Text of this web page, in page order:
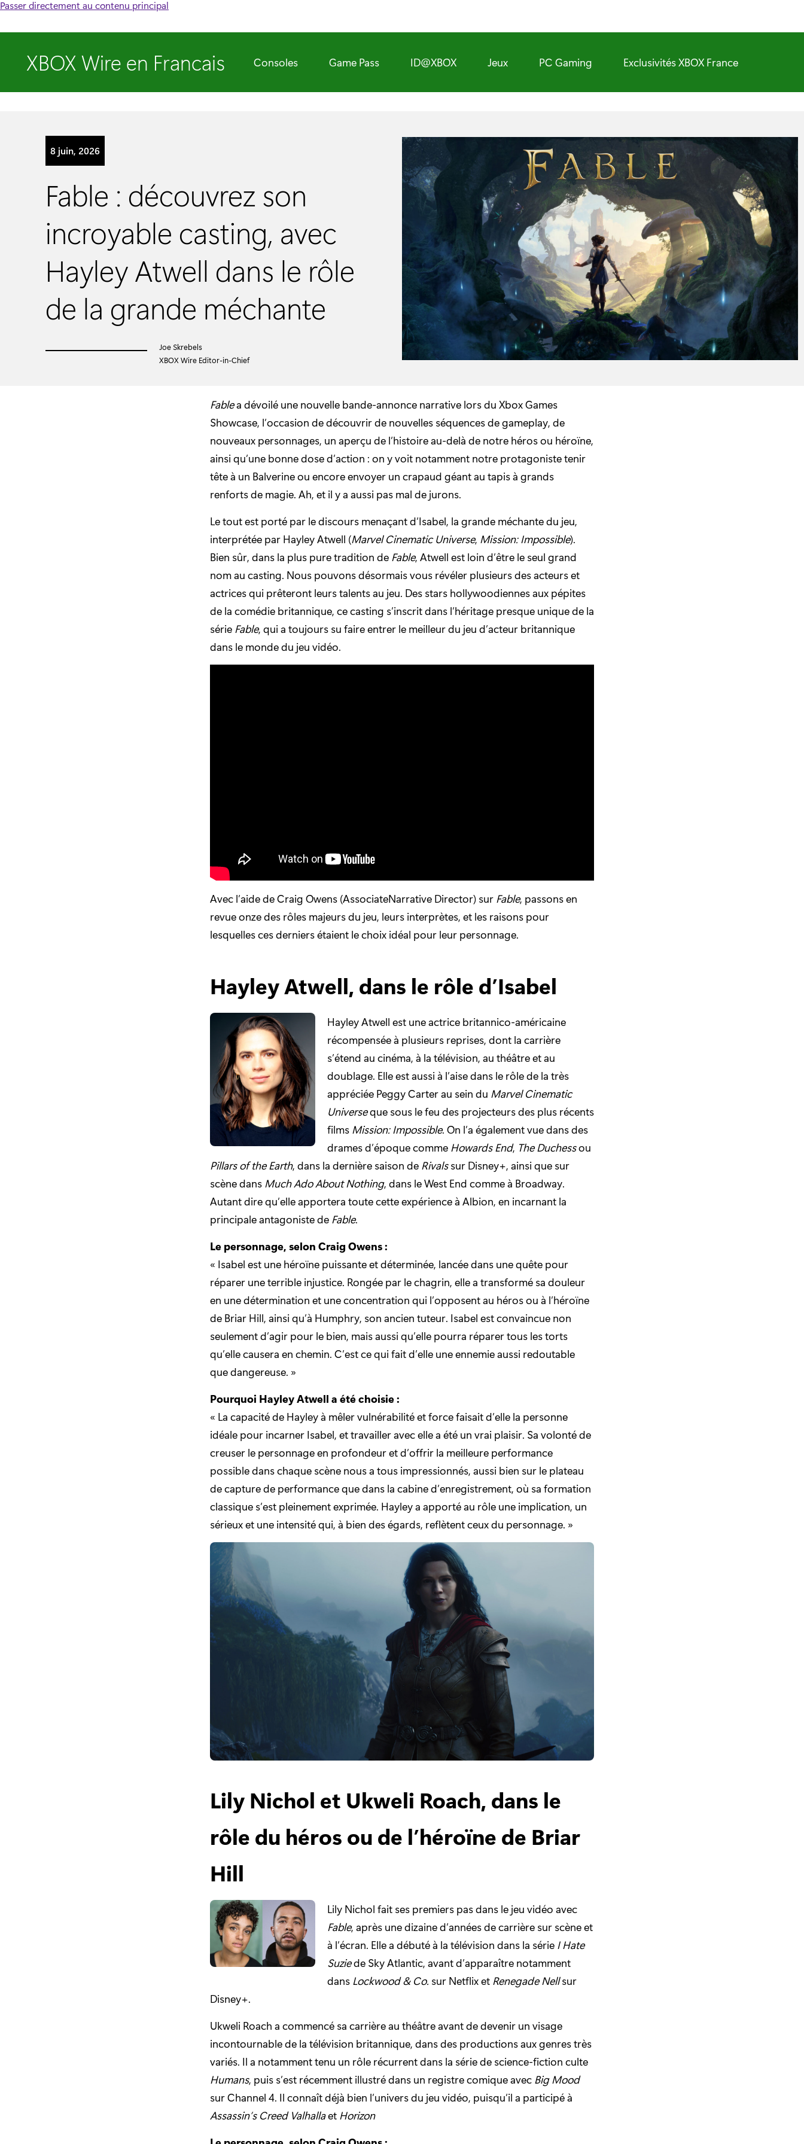
Passer directement au contenu principal
XBOX Wire en Francais Consoles Game Pass ID@XBOX Jeux PC Gaming Exclusivités XBOX France
8 juin, 2026
Fable : découvrez son
incroyable casting, avec
Hayley Atwell dans le rôle
de la grande méchante
Joe Skrebels
XBOX Wire Editor-in-Chief
Fablea dévoilé une nouvelle bande-annonce narrative lors du Xbox Games
Showcase, l’occasion de découvrir de nouvelles séquences de gameplay, de
nouveaux personnages, un aperçu de l’histoire au-delà de notre héros ou héroïne,
ainsi qu’une bonne dose d’action : on y voit notamment notre protagoniste tenir
tête à un Balverine ou encore envoyer un crapaud géant au tapis à grands
renforts de magie. Ah, et il y a aussi pas mal de jurons.
Le tout est porté par le discours menaçant d’Isabel, la grande méchante du jeu,
interprétée par Hayley Atwell (Marvel Cinematic Universe, Mission: Impossible).
Bien sûr, dans la plus pure tradition de Fable, Atwell est loin d’être le seul grand
nom au casting. Nous pouvons désormais vous révéler plusieurs des acteurs et
actrices qui prêteront leurs talents au jeu. Des stars hollywoodiennes aux pépites
de la comédie britannique, ce casting s’inscrit dans l’héritage presque unique de la
série Fable, qui a toujours su faire entrer le meilleur du jeu d’acteur britannique
dans le monde du jeu vidéo.
Avec l’aide de Craig Owens (AssociateNarrative Director) sur Fable, passons en
revue onze des rôles majeurs du jeu, leurs interprètes, et les raisons pour
lesquelles ces derniers étaient le choix idéal pour leur personnage.
Hayley Atwell, dans le rôle d’Isabel
Hayley Atwell est une actrice britannico-américaine
récompensée à plusieurs reprises, dont la carrière
s’étend au cinéma, à la télévision, au théâtre et au
doublage. Elle est aussi à l’aise dans le rôle de la très
appréciée Peggy Carter au sein du Marvel Cinematic
Universeque sous le feu des projecteurs des plus récents
films Mission: Impossible. On l’a également vue dans des
drames d’époque comme Howards End, The Duchessou
Pillars of the Earth, dans la dernière saison de Rivalssur Disney+, ainsi que sur
scène dans Much Ado About Nothing, dans le West End comme à Broadway.
Autant dire qu’elle apportera toute cette expérience à Albion, en incarnant la
principale antagoniste de Fable.
Le personnage, selon Craig Owens :
« Isabel est une héroïne puissante et déterminée, lancée dans une quête pour
réparer une terrible injustice. Rongée par le chagrin, elle a transformé sa douleur
en une détermination et une concentration qui l’opposent au héros ou à l’héroïne
de Briar Hill, ainsi qu’à Humphry, son ancien tuteur. Isabel est convaincue non
seulement d’agir pour le bien, mais aussi qu’elle pourra réparer tous les torts
qu’elle causera en chemin. C’est ce qui fait d’elle une ennemie aussi redoutable
que dangereuse. »
Pourquoi Hayley Atwell a été choisie :
« La capacité de Hayley à mêler vulnérabilité et force faisait d’elle la personne
idéale pour incarner Isabel, et travailler avec elle a été un vrai plaisir. Sa volonté de
creuser le personnage en profondeur et d’offrir la meilleure performance
possible dans chaque scène nous a tous impressionnés, aussi bien sur le plateau
de capture de performance que dans la cabine d’enregistrement, où sa formation
classique s’est pleinement exprimée. Hayley a apporté au rôle une implication, un
sérieux et une intensité qui, à bien des égards, reflètent ceux du personnage. »
Lily Nichol et Ukweli Roach, dans le
rôle du héros ou de l’héroïne de Briar
Hill
Lily Nichol fait ses premiers pas dans le jeu vidéo avec
Fable, après une dizaine d’années de carrière sur scène et
à l’écran. Elle a débuté à la télévision dans la série I Hate
Suziede Sky Atlantic, avant d’apparaître notamment
dans Lockwood & Co. sur Netflix et Renegade Nellsur
Disney+.
Ukweli Roach a commencé sa carrière au théâtre avant de devenir un visage
incontournable de la télévision britannique, dans des productions aux genres très
variés. Il a notamment tenu un rôle récurrent dans la série de science-fiction culte
Humans, puis s’est récemment illustré dans un registre comique avec Big Mood
sur Channel 4. Il connaît déjà bien l’univers du jeu vidéo, puisqu’il a participé à
Assassin’s Creed Valhallaet Horizon